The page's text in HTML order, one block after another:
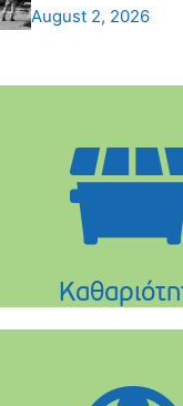
August 2, 2026